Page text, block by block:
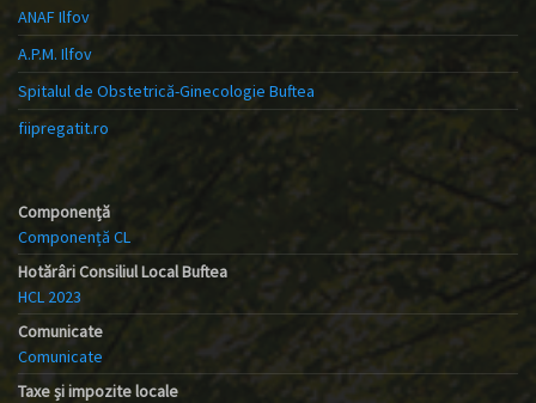
ANAF Ilfov
A.P.M. Ilfov
Spitalul de Obstetrică-Ginecologie Buftea
fiipregatit.ro
Componență
Componență CL
Hotărâri Consiliul Local Buftea
HCL 2023
Comunicate
Comunicate
Taxe și impozite locale